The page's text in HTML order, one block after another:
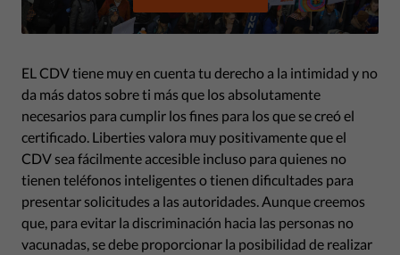
EL CDV tiene muy en cuenta tu derecho a la intimidad y no
da más datos sobre ti más que los absolutamente
necesarios para cumplir los fines para los que se creó el
certificado. Liberties valora muy positivamente que el
CDV sea fácilmente accesible incluso para quienes no
tienen teléfonos inteligentes o tienen dificultades para
presentar solicitudes a las autoridades. Aunque creemos
que, para evitar la discriminación hacia las personas no
vacunadas, se debe proporcionar la posibilidad de realizar